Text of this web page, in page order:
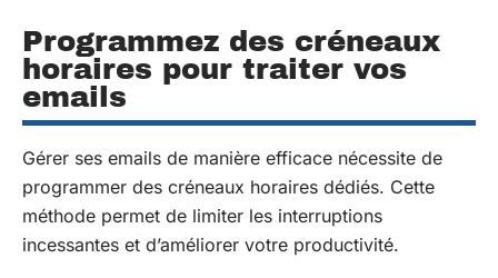
Programmez des créneaux
horaires pour traiter vos
emails
Gérer ses emails de manière efficace nécessite de
programmer des créneaux horaires dédiés. Cette
méthode permet de limiter les interruptions
incessantes et d’améliorer votre productivité.